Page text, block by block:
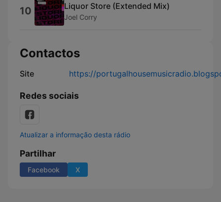
10 Liquor Store (Extended Mix)
Joel Corry
Contactos
Site https://
Redes sociais
Atualizar a informação desta rádio
Partilhar
Facebook X